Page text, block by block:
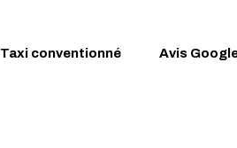
Taxi conventionné Avis